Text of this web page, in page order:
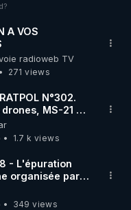
A VOS
radioweb TV
271 views
N°302.
MS-21 en
coréens.
1.7 k views
- L'épuration
organisée par
la truelle
349 views